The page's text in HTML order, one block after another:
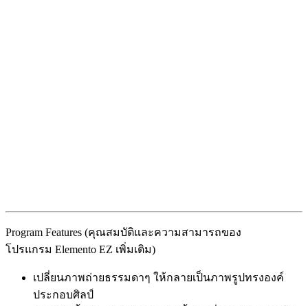
Program Features (คุณสมบัติและความสามารถของ
โปรแกรม Elemento EZ เพิ่มเติม)
เปลี่ยนภาพถ่ายธรรมดาๆ ให้กลายเป็นภาพรูปทรงองค์
ประกอบศิลป์